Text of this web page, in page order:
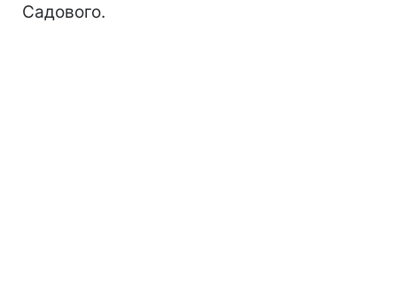
Садового.